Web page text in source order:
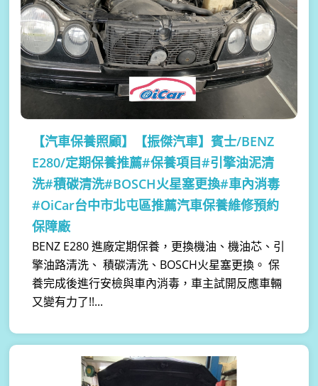
【汽車保養照顧】
【振傑汽車】賓士/BENZ
E280/定期保養推薦#保養項目#引擎油泥清
洗#積碳清洗#BOSCH火星塞更換#車內消毒
#OiCar台中市北屯區推薦汽車保養維修預約
保障廠
BENZ E280 進廠定期保養，更換機油、機油芯、引
擎油路清洗、 積碳清洗、BOSCH火星塞更換。 保
養完成後進行安檢與車內消毒，車主試開反應車輛
又變有力了!!...